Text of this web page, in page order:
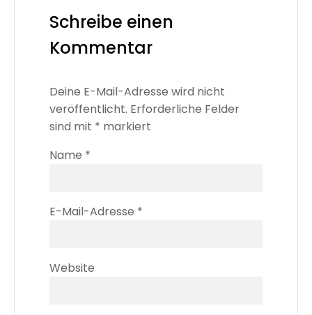
Schreibe einen
Kommentar
Deine E-Mail-Adresse wird nicht
veröffentlicht. Erforderliche Felder
sind mit * markiert
Name *
E-Mail-Adresse *
Website